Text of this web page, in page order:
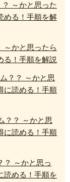
～かと思った
める！手順を解
～かと思ったら
る！手順を解説
？？ ～かと思
に読める！手順
？？ ～かと思
に読める！手順
？ ～かと思っ
読める！手順を